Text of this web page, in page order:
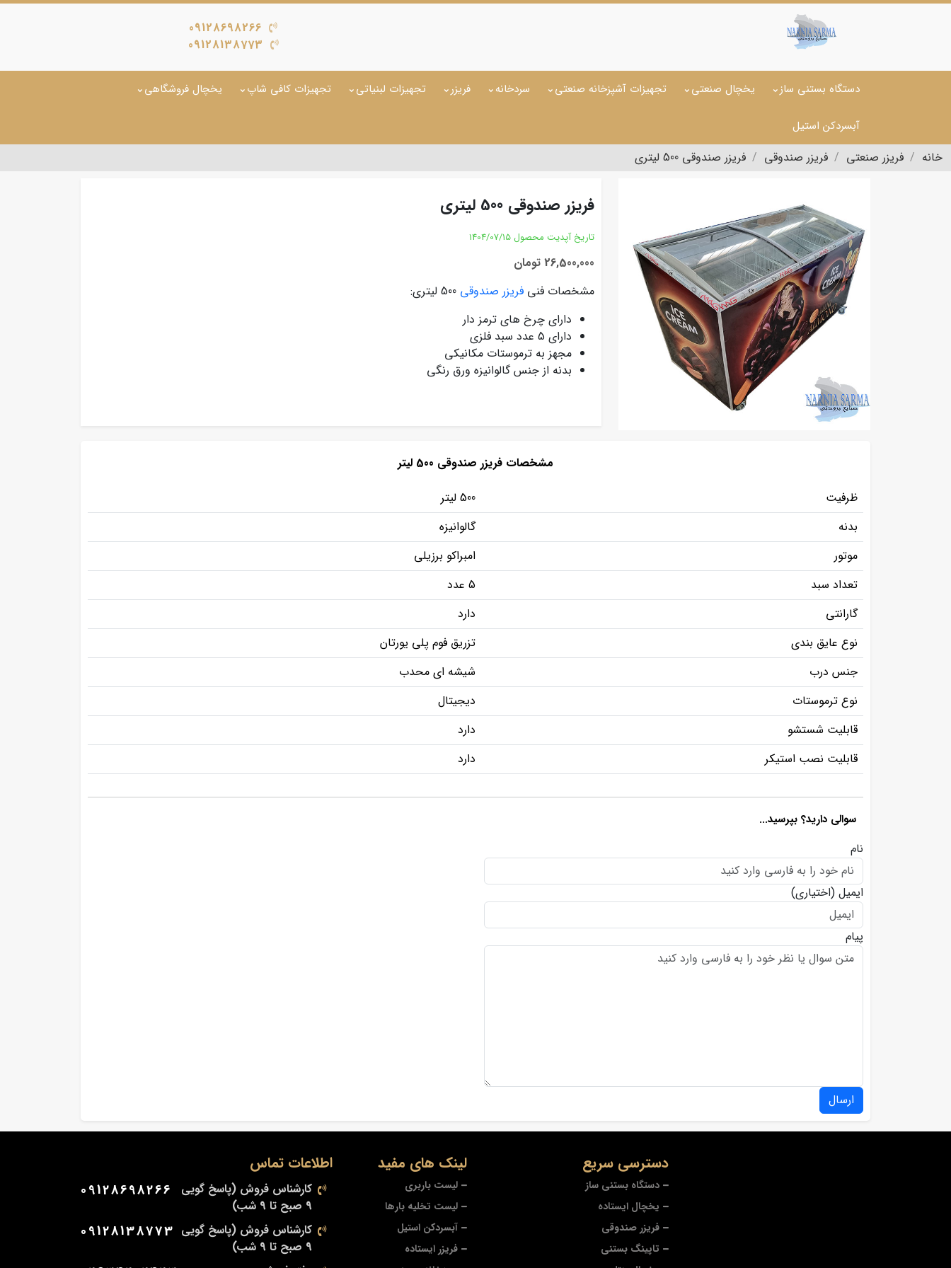
09128698266
09128138773
دستگاه بستنی ساز یخچال صنعتی تجهیزات آشپزخانه صنعتی سردخانه فریزر تجهیزات لبنیاتی تجهیزات کافی شاپ یخچال فروشگاهی
آبسردکن استیل
خانه فریزر صنعتی فریزر صندوقی فریزر صندوقی 500 لیتری
فریزر صندوقی 500 لیتری
تاریخ آپدیت محصول 1404/07/15
26,500,000 تومان
مشخصات فنی فریزر صندوقی
دارای چرخ های ترمز دار
دارای 5 عدد سبد فلزی
مجهز به ترموستات مکانیکی
بدنه از جنس گالوانیزه ورق رنگی
مشخصات فریزر صندوقی 500 لیتر
ظرفیت
500 لیتر
بدنه
گالوانیزه
موتور
امبراکو برزیلی
تعداد سبد
5 عدد
گارانتی
دارد
نوع عایق بندی
تزریق فوم پلی یورتان
جنس درب
شیشه ای محدب
نوع ترموستات
دیجیتال
قابلیت شستشو
دارد
قابلیت نصب استیکر
دارد
سوالی دارید؟ بپرسید...
نام
ایمیل (اختیاری)
پیام
ارسال
دسترسی سریع
دستگاه بستنی ساز
یخچال ایستاده
فریزر صندوقی
تاپینگ بستنی
لینک های مفید
لیست باربری
لیست تخلیه بارها
آبسردکن استیل
فریزر ایستاده
اطلاعات تماس
کارشناس فروش (پاسخ گویی
9 صبح تا 9 شب)
09128698266
کارشناس فروش (پاسخ گویی
9 صبح تا 9 شب)
09128138773